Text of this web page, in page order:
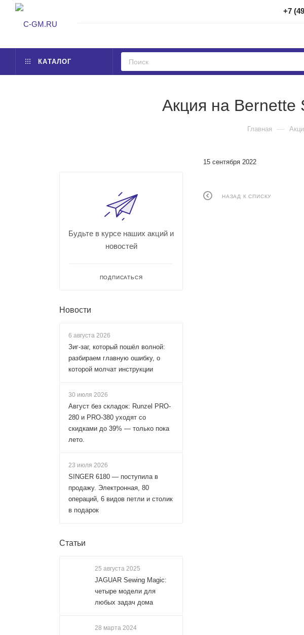
+7
КАТАЛОГ
Акция на Bernette
Главная —
15 сентября 2022
НАЗАД К СПИСКУ
Будьте в курсе наших акций и
новостей
ПОДПИСАТЬСЯ
Новости
6 августа 2026
Зиг-заг, который пошёл волной:
разбираем главную ошибку, о
которой молчат инструкции
30 июля 2026
Август без складок: Runzel PRO-
280 и PRO-380 уходят со
скидками до 39% — только пока
лето.
23 июля 2026
SINGER 6180 — поступила в
продажу. Электронная, 80
операций, 6 видов петли и столик
в подарок
Статьи
25 августа 2025
JAGUAR Sewing Magic:
четыре модели для
любых задач дома
28 марта 2024